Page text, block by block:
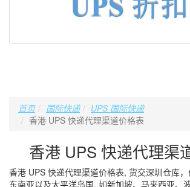
首页 国际快递
UPS 国际快递
香港 UPS 快递代理渠道价格表
香港 UPS 快递代理渠
香港 UPS 快递代理渠道价格表, 货交深圳仓库
东南亚以及太平洋岛国, 如新加坡、马来西亚、